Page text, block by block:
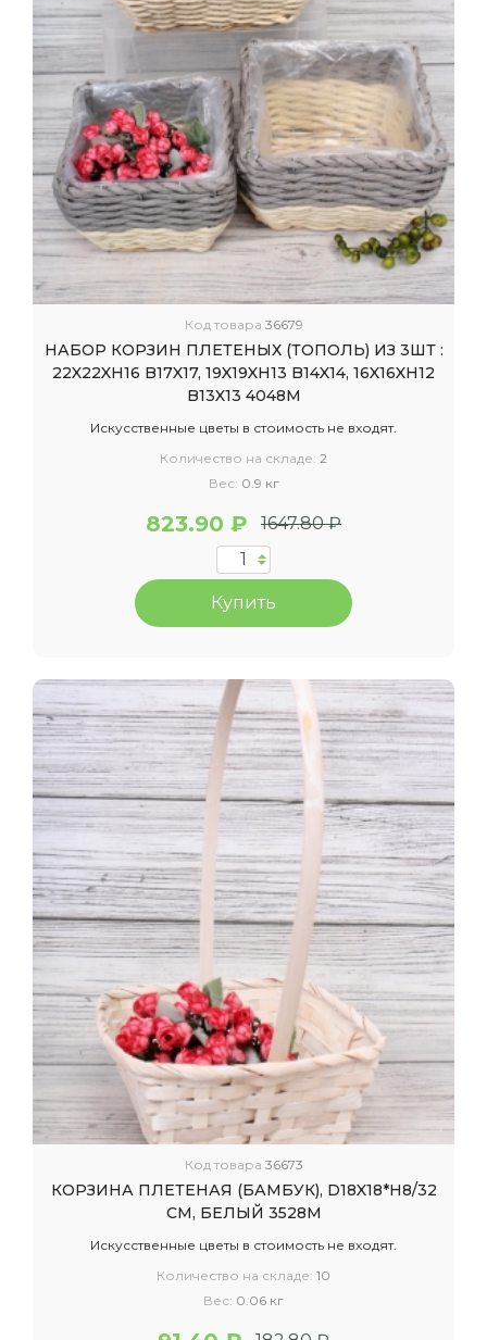
Код товара 36679
НАБОР КОРЗИН ПЛЕТЕНЫХ (ТОПОЛЬ) ИЗ 3ШТ :
22X22XH16 B17X17, 19X19XH13 B14X14, 16X16XH12
B13X13 4048М
Искусственные цветы в стоимость не входят.
Количество на складе: 2
Вес: 0.9 кг
823.90 ₽ 1647.80 ₽
Купить
Код товара 36673
КОРЗИНА ПЛЕТЕНАЯ (БАМБУК), D18X18*H8/32
СМ, БЕЛЫЙ 3528М
Искусственные цветы в стоимость не входят.
Количество на складе: 10
Вес: 0.06 кг